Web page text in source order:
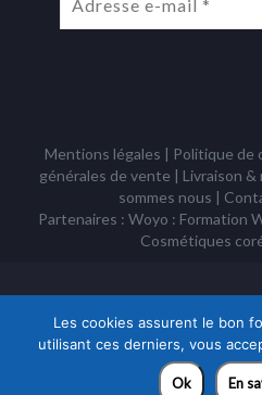
Mentions légales | Politique de
générales de vente | Livraison
sommes nous |
Partenaires : Woyo : Formation
Cosmétiques
Association à but
Les cookies assurent le bon
utilisant ces derniers, vous
Ok En